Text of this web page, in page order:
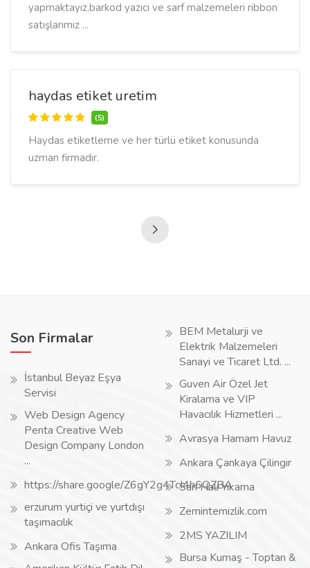
yapmaktayız.barkod yazıcı ve sarf malzemeleri ribbon
satışlarımız ...
haydas etiket uretim
(5)
Haydas etiketleme ve her türlü etiket konusunda
uzman firmadır.
Son Firmalar
İstanbul Beyaz Eşya
Servisi
Web Design Agency
Penta Creative Web
Design Company London
...
https://share.google/Z6gY2g4TcI4h6QZBA
erzurum yurtiçi ve yurtdışı
taşımacılık
Ankara Ofis Taşıma
BEM Metalurji ve
Elektrik Malzemeleri
Sanayi ve Ticaret Ltd. ...
Guven Air Özel Jet
Kiralama ve VIP
Havacılık Hizmetleri ...
Avrasya Hamam Havuz
Ankara Çankaya Çilingir
Sarı Halı Yıkama
Zemintemizlik.com
2MS YAZILIM
Bursa Kumaş - Toptan &